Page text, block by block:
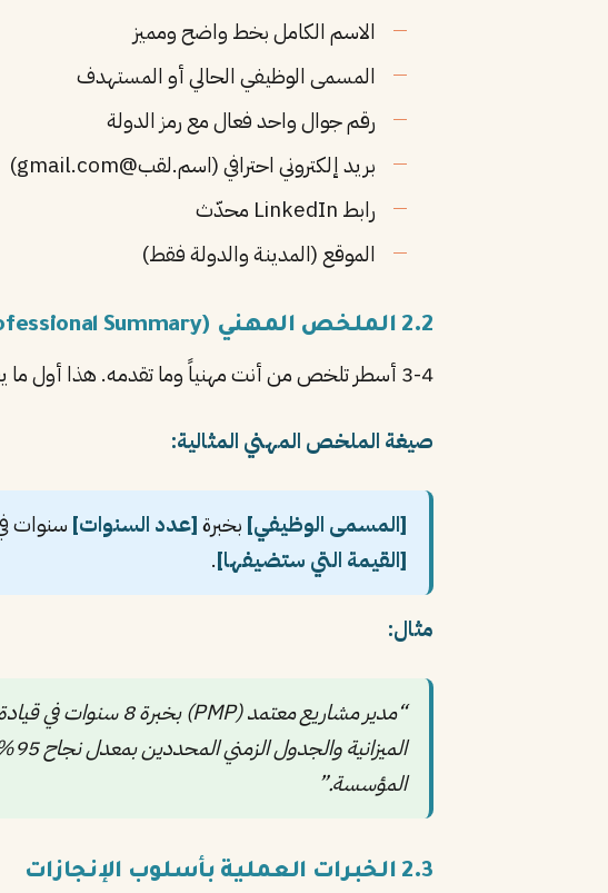
الاسم الكامل بخط واضح ومميز
المسمى الوظيفي الحالي أو المستهدف
رقم جوال واحد فعال مع رمز الدولة
بريد إلكتروني احترافي (اسم.لقب@gmail.com)
رابط LinkedIn محدّث
الموقع (المدينة والدولة فقط)
2.2 الملخص المهني (Professional Summary)
3-4 أسطر تلخص من أنت مهنياً وما تقدمه. هذا أول ما يقرأه مسؤول التوظيف — اجعله قوياً ومقنعاً.
صيغة الملخص المهني المثالية:
[المسمى الوظيفي] بخبرة[عدد السنوات] سنوات
[القيمة التي ستضيفها].
مثال:
المؤسسة.”
2.3 الخبرات العملية بأسلوب الإنجازات